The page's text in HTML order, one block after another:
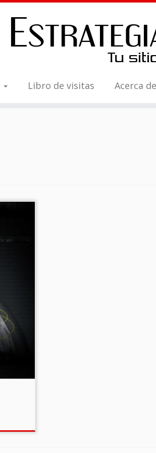
Libro de visitas Acerca